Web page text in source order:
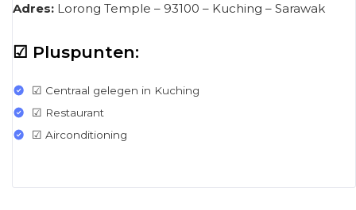
Adres: Lorong Temple – 93100 – Kuching – Sarawak
☑ Pluspunten:
☑ Centraal gelegen in Kuching
☑ Restaurant
☑ Airconditioning